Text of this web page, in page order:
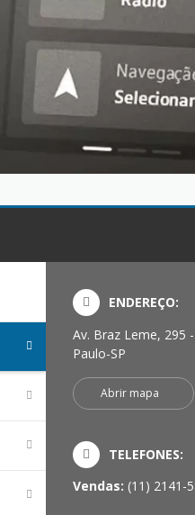
ENDEREÇO:
Av. Braz Leme, 295
Paulo-SP
Abrir mapa
TELEFONES:
Vendas: (11) 2141-